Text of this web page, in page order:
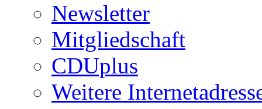
Newsletter
Mitgliedschaft
CDUplus
Weitere